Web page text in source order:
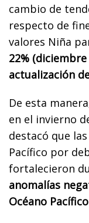
cambio de
respecto de
valores Niña
22%
actualización
De esta
en el invierno
destacó que
Pacífico por
fortalecieron
anomalías
Océano